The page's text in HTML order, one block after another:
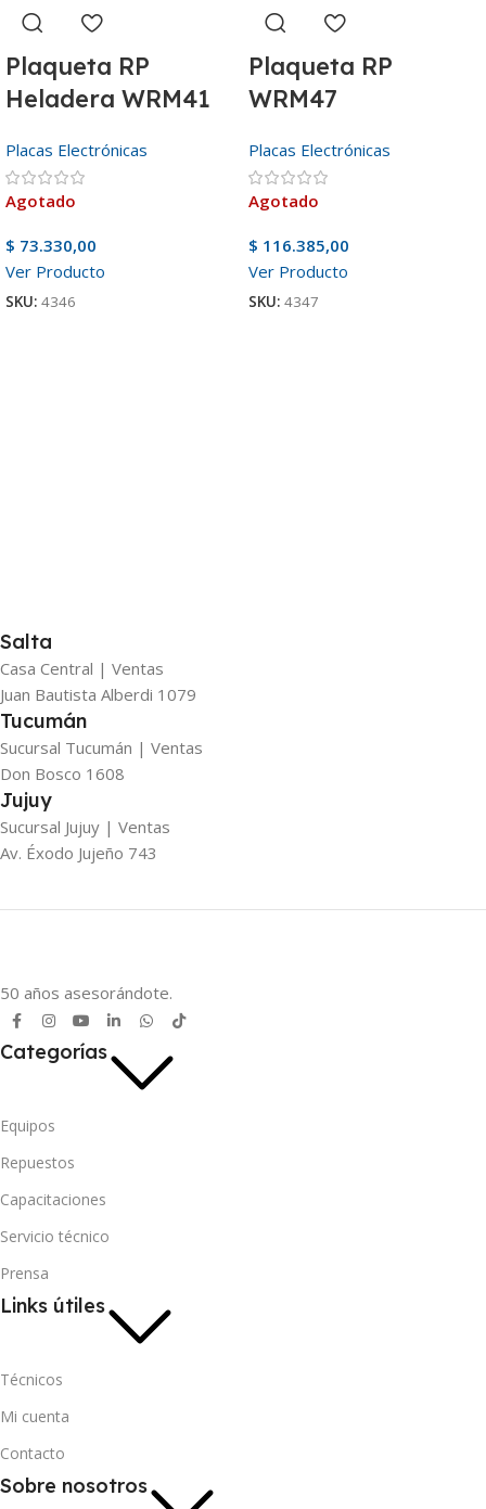
Plaqueta RP
Heladera WRM41
Placas Electrónicas
Agotado
$ 73.330,00
Ver Producto
SKU: 4346
Plaqueta RP
WRM47
Placas Electrónicas
Agotado
$ 116.385,00
Ver Producto
SKU: 4347
Salta
Casa Central | Ventas
Juan Bautista Alberdi 1079
Tucumán
Sucursal Tucumán | Ventas
Don Bosco 1608
Jujuy
Sucursal Jujuy | Ventas
Av. Éxodo Jujeño 743
50 años asesorándote.
Categorías
Equipos
Repuestos
Capacitaciones
Servicio técnico
Prensa
Links útiles
Técnicos
Mi cuenta
Contacto
Sobre nosotros